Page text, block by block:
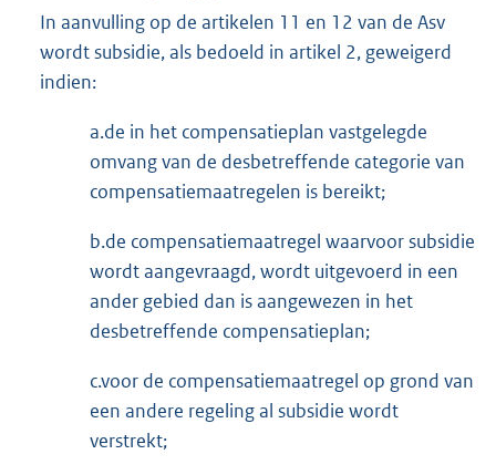
In aanvulling op de artikelen 11 en 12 van de Asv
wordt subsidie, als bedoeld in artikel 2, geweigerd
indien:
a.de in het compensatieplan vastgelegde
omvang van de desbetreffende categorie van
compensatiemaatregelen is bereikt;
b.de compensatiemaatregel waarvoor subsidie
wordt aangevraagd, wordt uitgevoerd in een
ander gebied dan is aangewezen in het
desbetreffende compensatieplan;
c.voor de compensatiemaatregel op grond van
een andere regeling al subsidie wordt
verstrekt;